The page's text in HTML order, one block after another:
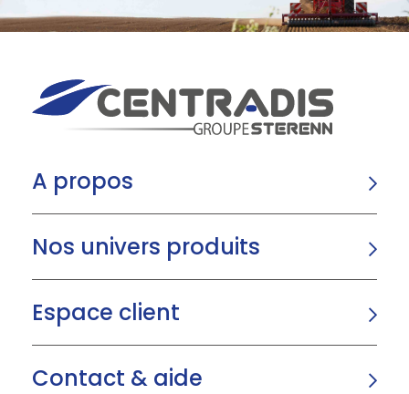
A propos
Nos univers produits
Espace client
Contact & aide